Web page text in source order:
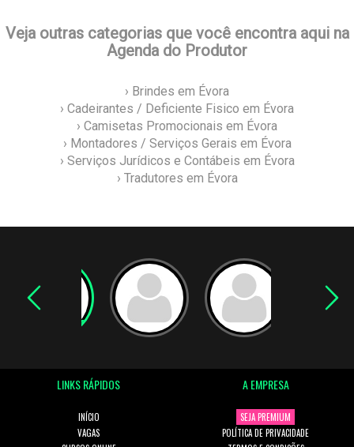
Veja outras categorias que você encontra aqui na
Agenda do Produtor
› Brindes em Évora
› Cadeirantes / Deficiente Fisico em Évora
› Camisetas Promocionais em Évora
› Montadores / Serviços Gerais em Évora
› Serviços Jurídicos e Contábeis em Évora
› Tradutores em Évora
LINKS RÁPIDOS
INÍCIO
VAGAS
A EMPRESA
SEJA PREMIUM
POLÍTICA DE PRIVACIDADE